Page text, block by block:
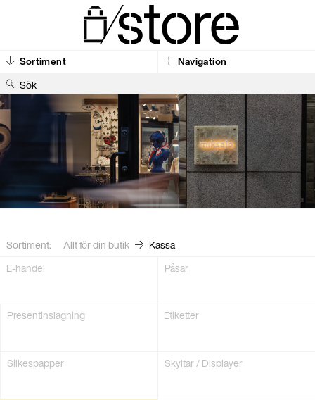
Sortiment Navigation
Sök
Sortiment: Allt för din butik
Kassa
E-handel
Påsar
Present­inslagning Etiketter
Silkes­papper Skyltar / Displayer